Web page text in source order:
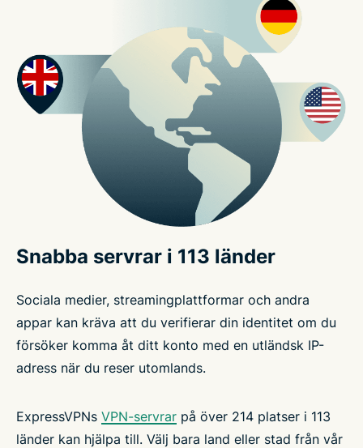
Snabba servrar i 113 länder
Sociala medier, streamingplattformar och andra
appar kan kräva att du verifierar din identitet om du
försöker komma åt ditt konto med en utländsk IP-
adress när du reser utomlands.
ExpressVPNs VPN-servrar på över 214 platser i 113
länder kan hjälpa till. Välj bara land eller stad från vår